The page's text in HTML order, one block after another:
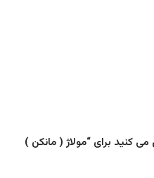
کنید برای “مولاژ ( مانکن )